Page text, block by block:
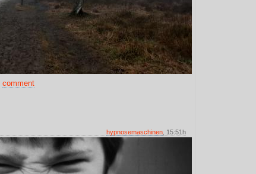
comment
hypnosemaschinen , 15:51h